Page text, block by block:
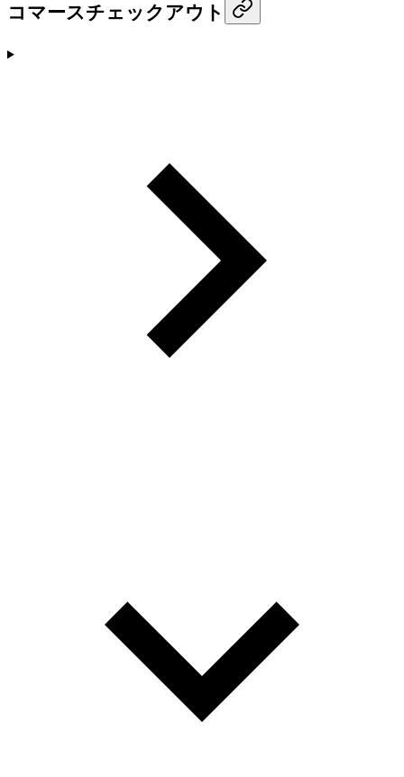
コマースチェックアウト